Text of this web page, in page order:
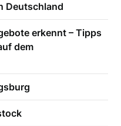
Deutschland
erkennt – Tipps
dem